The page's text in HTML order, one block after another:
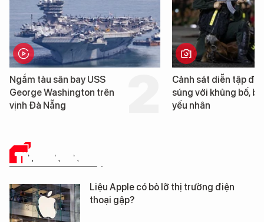
Cảnh sát diễn tập đấu
súng với khủng bố, bảo vệ
yếu nhân
Hình ảnh đầu tiên về
tàu sân bay USS
Washington vừa đến
TIN CÔNG NGHỆ
Liệu Apple có bỏ lỡ thị trường điện
thoại gập?